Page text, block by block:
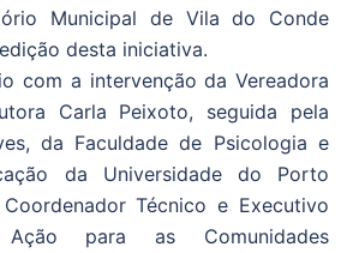
Municipal de Vila do Conde
desta iniciativa.
com a intervenção da Vereadora
Carla Peixoto, seguida pela
da Faculdade de Psicologia e
da Universidade do Porto
Técnico e Executivo
para as Comunidades